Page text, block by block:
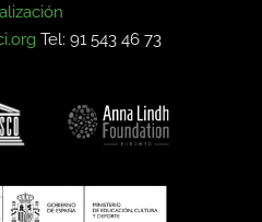
Tel: 91 543 46 73